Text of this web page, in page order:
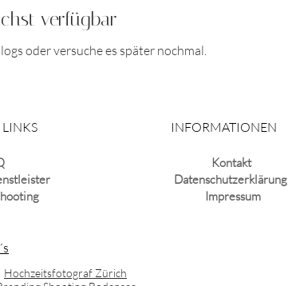
Heiraten am Bodensee
verfügbar
oder versuche es später nochmal.
LINKS INFORMATIONEN
Kontakt
Datenschutzerklärung
Impressum
Hochzeitsfotograf Zürich